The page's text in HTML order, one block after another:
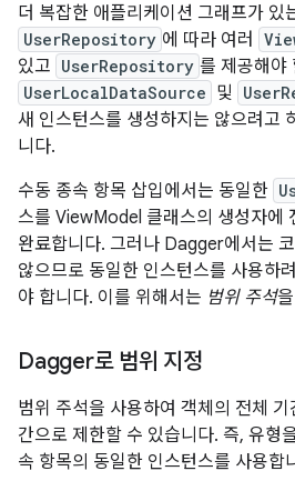
더 복잡한 애플리케이션 그래프가 있
UserRepository 에 따라 여러
있고 UserRepository 를 제공해야
UserLocalDataSource 및
새 인스턴스를 생성하지는 않으려고
니다.
수동 종속 항목 삽입에서는 동일한
스를 ViewModel 클래스의 생성자에
완료합니다. 그러나 Dagger에서는
않으므로 동일한 인스턴스를 사용하
야 합니다. 이를 위해서는 범위 주석
Dagger로 범위 지정
범위 주석을 사용하여 객체의 전체 기
간으로 제한할 수 있습니다. 즉, 유형
속 항목의 동일한 인스턴스를 사용합